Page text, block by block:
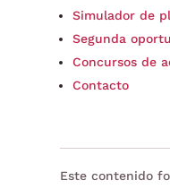
Simulador de
Segunda
Concursos de
Contacto
Este contenido